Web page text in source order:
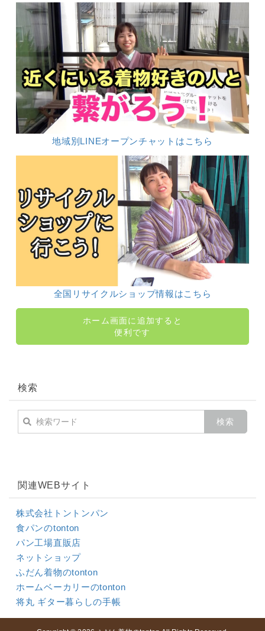
地域別LINEオープンチャットはこちら
全国リサイクルショップ情報はこちら
ホーム画面に追加すると
便利です
検索
関連WEBサイト
株式会社トントンパン
食パンのtonton
パン工場直販店
ネットショップ
ふだん着物のtonton
ホームベーカリーのtonton
将丸 ギター暮らしの手帳